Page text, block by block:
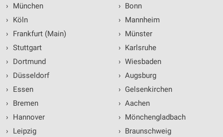
›
München
›
Köln
›
Frankfurt (Main)
› Stuttgart
›
Dortmund
›
Düsseldorf
›
Essen
›
Bremen
›
Hannover
›
Leipzig
› Bonn
› Mannheim
› Münster
› Karlsruhe
› Wiesbaden
› Augsburg
› Gelsenkirchen
› Aachen
› Mönchengladbach
› Braunschweig